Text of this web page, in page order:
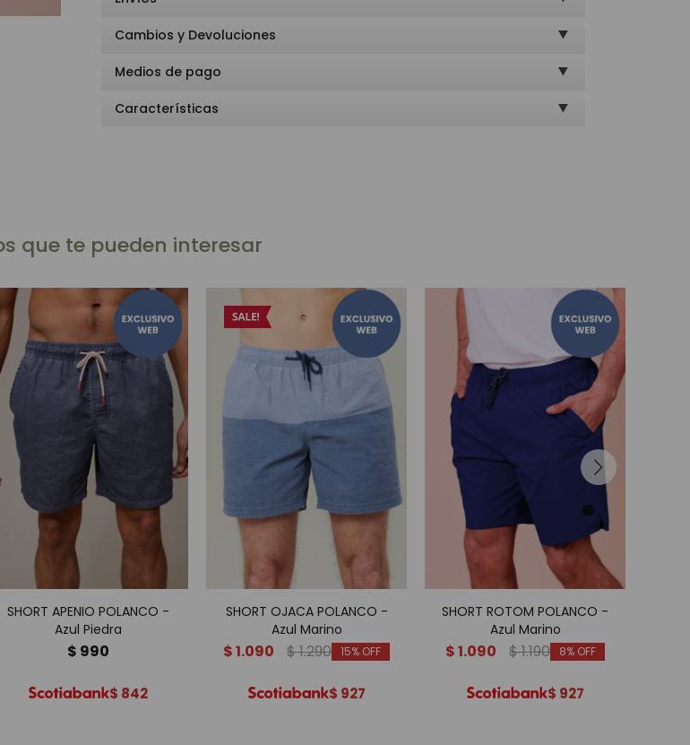
Cambios y Devoluciones
Medios de pago
Características
que te pueden interesar
SHORT APENIO POLANCO -
Azul Piedra
$ 990
$ 842
SHORT OJACA POLANCO -
Azul Marino
$1.090 $1.290 15
$ 927
SHORT ROTOM POLANCO -
Azul Marino
$1.090 $1.190 8
$ 927